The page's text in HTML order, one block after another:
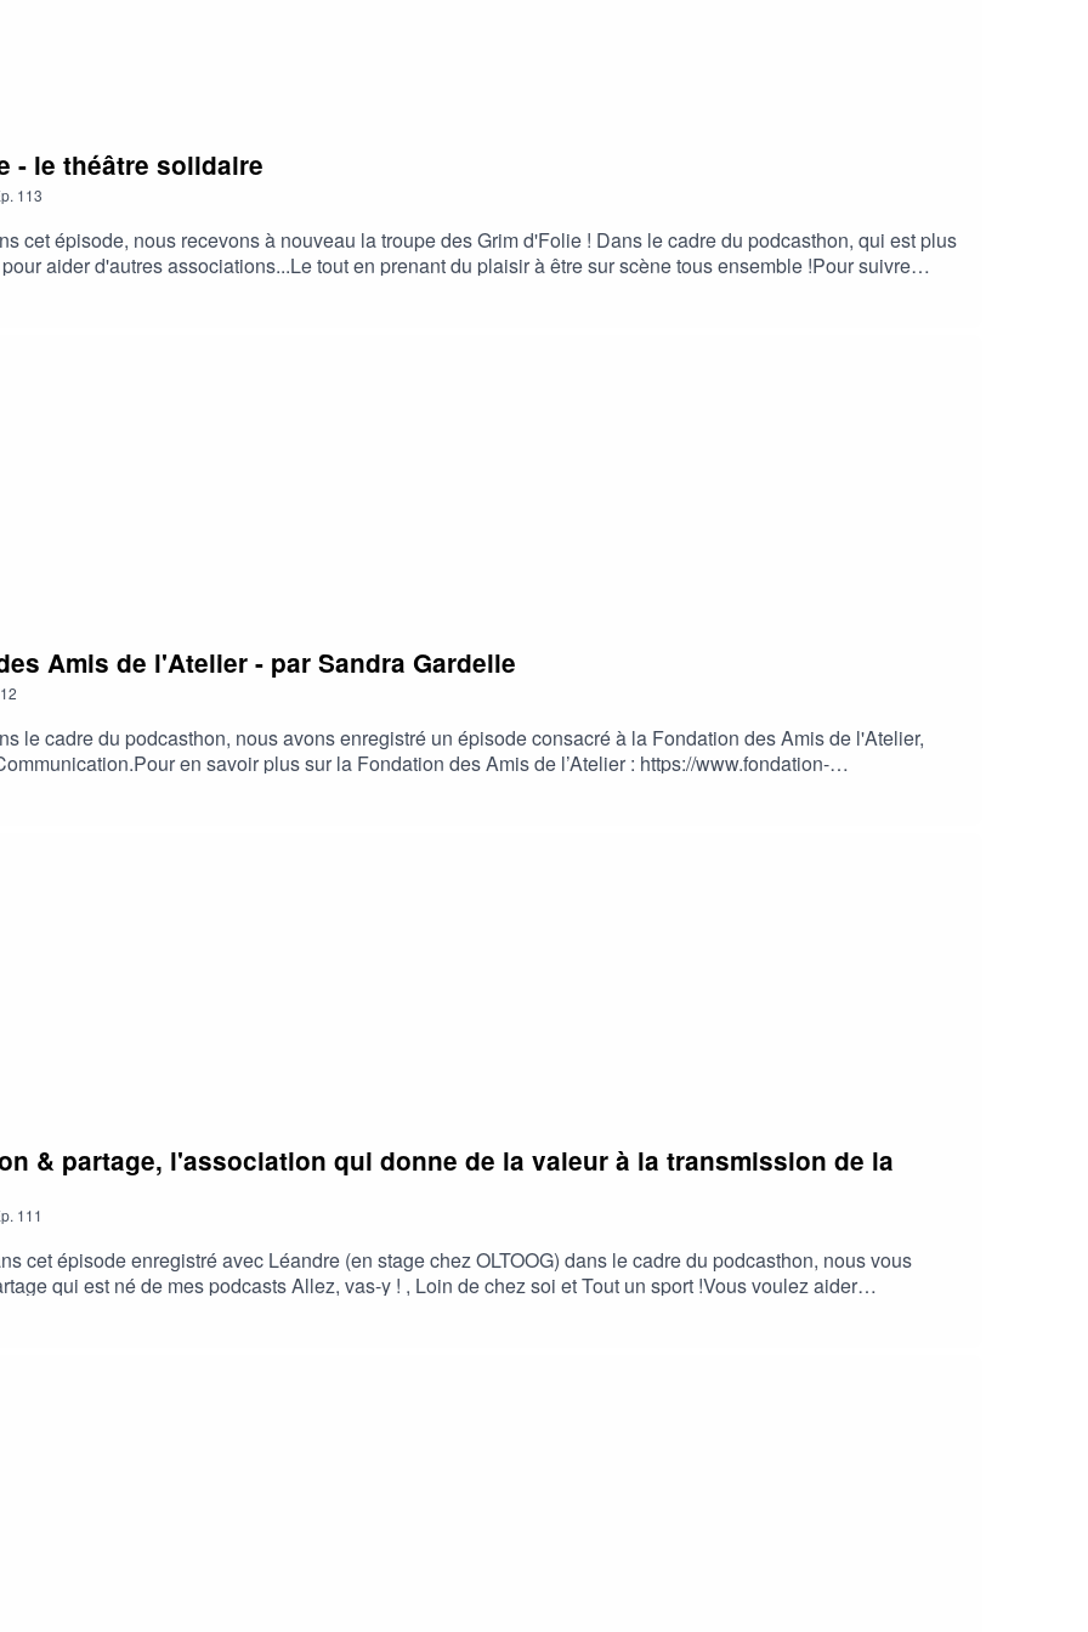
- le théâtre solidaire
113
cet épisode, nous recevons à nouveau la troupe des Grim d'Folie ! Dans le cadre du podcasthon, qui est plus
aider d'autres associations...Le tout en prenant du plaisir à être sur scène tous ensemble !Pour suivre
Facebook !
Amis de l'Atelier - par Sandra Gardelle
le cadre du podcasthon, nous avons enregistré un épisode consacré à la Fondation des Amis de l'Atelier,
en savoir plus sur la Fondation des Amis de l’Atelier : https://www.fondation-
les réseaux
www.instagram.com/fondationdesamisdelatelierhttps://www.linkedin.com/company/fo
channel/UCQQei5SyL_Abca9jse2z72APour en savoir plus sur Si T
nous soutenir par vos
b/mon-don?_cv=1Entreprises : https://www.fondation-amisdelatelier.org/comment-nous-
du handicap : https://www.fondation-amisdelatelier.org/taxe-apprentissage
& partage, l'association qui donne de la valeur à la transmission de la
111
cet épisode enregistré avec Léandre (en stage chez OLTOOG) dans le cadre du podcasthon, nous vous
qui est né de mes podcasts Allez, vas-y ! , Loin de chez soi et Tout un sport !Vous voulez aider
www.helloasso.com/associations/transmission-et-partage/formulaires/1Vous voulez offrir un "Votre histoire
site Internet de l'association, contactez nous par mail : contact@transmissionetpartage.frSuivez l'association